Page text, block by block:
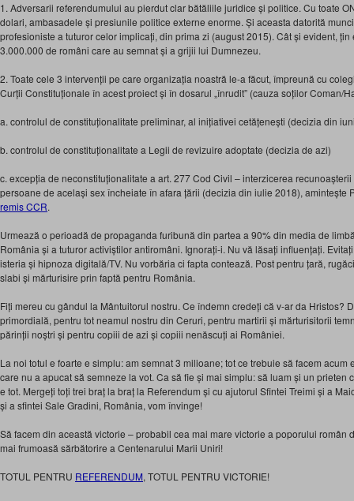
1. Adversarii referendumului au pierdut clar bătăliile juridice și politice. Cu toate
dolari, ambasadele și presiunile politice externe enorme. Și aceasta datorită
profesioniste a tuturor celor implicați, din prima zi (august 2015). Cât și evident,
3.000.000 de români care au semnat și a grijii lui Dumnezeu.
2. Toate cele 3 intervenții pe care organizația noastră le-a făcut, împreună cu
Curții Constituționale în acest proiect și în dosarul „înrudit” (cauza soților Coman/
a. controlul de constituționalitate preliminar, al inițiativei cetățenești (decizia din
b. controlul de constituționalitate a Legii de revizuire adoptate (decizia de azi)
c. excepția de neconstituționalitate a art. 277 Cod Civil – interzicerea
persoane de același sex încheiate în afara țării (decizia din iulie 2018), amintește
remis CCR.
Urmează o perioadă de propaganda furibună din partea a 90% din media de
România și a tuturor activiștilor antiromâni. Ignorați-i. Nu vă lăsați influențați.
isteria și hipnoza digitală/TV. Nu vorbăria ci fapta contează. Post pentru țară,
slabi și mărturisire prin faptă pentru România.
Fiți mereu cu gândul la Mântuitorul nostru. Ce îndemn credeți că v-ar da Hristos?
primordială, pentru tot neamul nostru din Ceruri, pentru martirii și mărturisitorii
părinții noștri și pentru copiii de azi și copiii nenăscuți ai României.
La noi totul e foarte e simplu: am semnat 3 milioane; tot ce trebuie să facem acum
care nu a apucat să semneze la vot. Ca să fie și mai simplu: să luam și un prieten
e tot. Mergeți toți trei braț la braț la Referendum și cu ajutorul Sfintei Treimi și a
și a sfintei Sale Gradini, România, vom învinge!
Să facem din această victorie – probabil cea mai mare victorie a poporului
mai frumoasă sărbătorire a Centenarului Marii Uniri!
TOTUL PENTRU REFERENDUM, TOTUL PENTRU VICTORIE!